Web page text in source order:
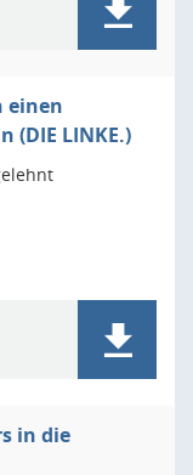
einen
(DIE LINKE.)
in die